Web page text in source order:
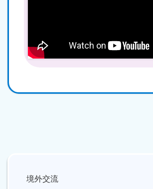
Main
navigation
境外交流